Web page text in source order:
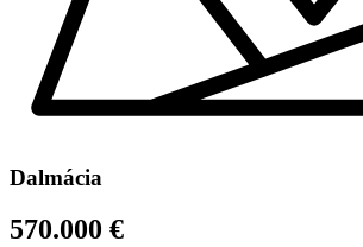
Dalmácia
570.000 €